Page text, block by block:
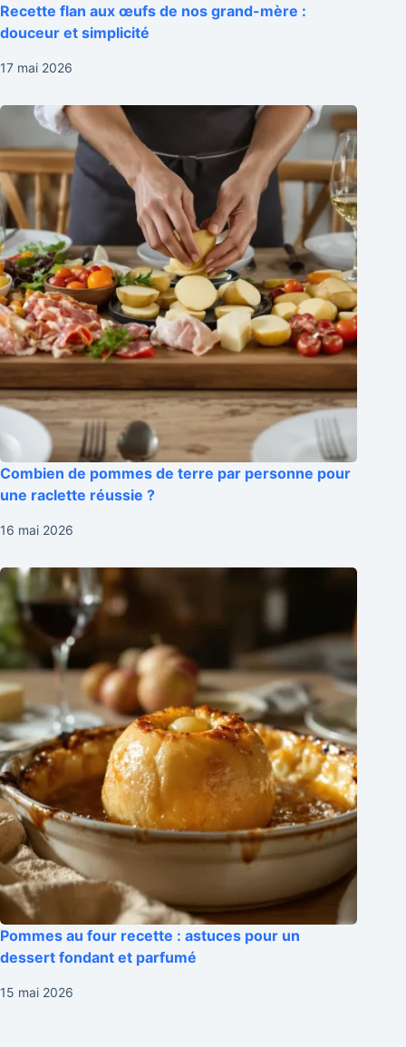
Recette flan aux œufs de nos grand-mère :
douceur et simplicité
17 mai 2026
Combien de pommes de terre par personne pour
une raclette réussie ?
16 mai 2026
Pommes au four recette : astuces pour un
dessert fondant et parfumé
15 mai 2026